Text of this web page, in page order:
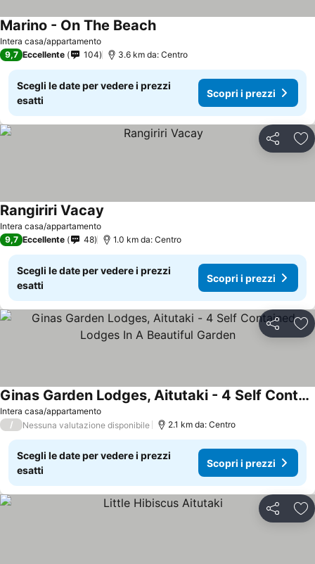
Intera casa/appartamento
Marino - On The Beach
9,7 Eccellente 104 3.6 km da: Centro
Scegli le date per vedere i prezzi
esatti
Scopri i prezzi
Condividi
Intera casa/appartamento
Rangiriri Vacay
9,7 Eccellente 48 1.0 km da: Centro
Scegli le date per vedere i prezzi
esatti
Scopri i prezzi
Condividi
Intera casa/appartamento
Ginas Garden Lodges, Aitutaki - 4 Self Contained Lodges In A Beautiful Garden
/ Nessuna valutazione disponibile 2.1 km da: Centro
Scegli le date per vedere i prezzi
esatti
Scopri i prezzi
Condividi